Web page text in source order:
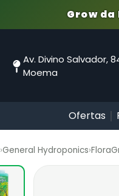
Grow da
Av. Divino Salvador,
Moema
Ofertas
›General Hydroponics›